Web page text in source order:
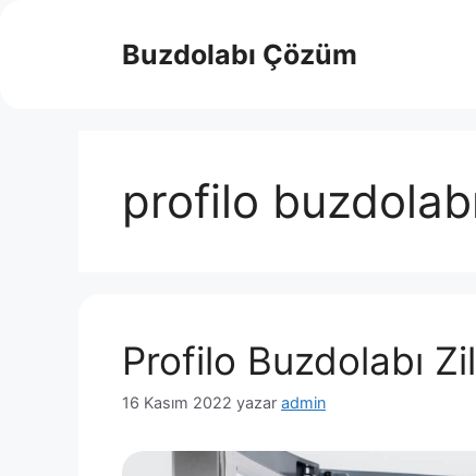
Buzdolabı Çözüm
profilo
Profilo Buzdolabı
16 Kasım 2022 yazar admin